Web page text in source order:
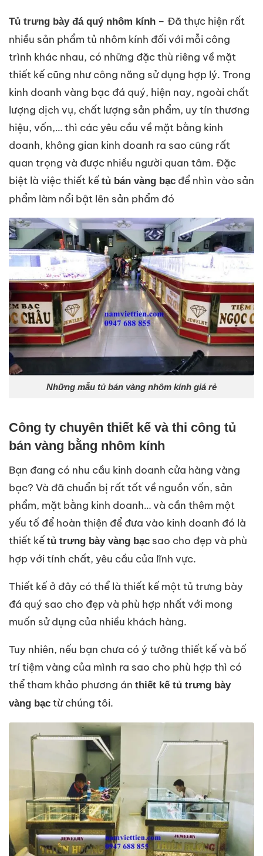
Tủ trưng bày đá quý nhôm kính – Đã thực hiện rất
nhiều sản phẩm tủ nhôm kính đối với mỗi công
trình khác nhau, có những đặc thù riêng về mặt
thiết kế cũng như công năng sử dụng hợp lý. Trong
kinh doanh vàng bạc đá quý, hiện nay, ngoài chất
lượng dịch vụ, chất lượng sản phẩm, uy tín thương
hiệu, vốn,… thì các yêu cầu về mặt bằng kinh
doanh, không gian kinh doanh ra sao cũng rất
quan trọng và được nhiều người quan tâm. Đặc
biệt là việc thiết kế tủ bán vàng bạc để nhìn vào sản
phẩm làm nổi bật lên sản phẩm đó
Những mẫu tủ bán vàng nhôm kính giá rẻ
Công ty chuyên thiết kế và thi công tủ
bán vàng bằng nhôm kính
Bạn đang có nhu cầu kinh doanh cửa hàng vàng
bạc? Và đã chuẩn bị rất tốt về nguồn vốn, sản
phẩm, mặt bằng kinh doanh… và cần thêm một
yếu tố để hoàn thiện để đưa vào kinh doanh đó là
thiết kế tủ trưng bày vàng bạc sao cho đẹp và phù
hợp với tính chất, yêu cầu của lĩnh vực.
Thiết kế ở đây có thể là thiết kế một tủ trưng bày
đá quý sao cho đẹp và phù hợp nhất với mong
muốn sử dụng của nhiều khách hàng.
Tuy nhiên, nếu bạn chưa có ý tưởng thiết kế và bố
trí tiệm vàng của mình ra sao cho phù hợp thì có
thể tham khảo phương án thiết kế tủ trưng bày
vàng bạc từ chúng tôi.